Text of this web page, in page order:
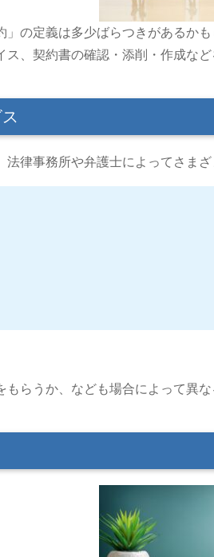
の定義は多少ばらつきがあるか
ス、契約書の確認・添削・作成
ス
律事務所や弁護士によってさま
もらうか、なども場合によって異な